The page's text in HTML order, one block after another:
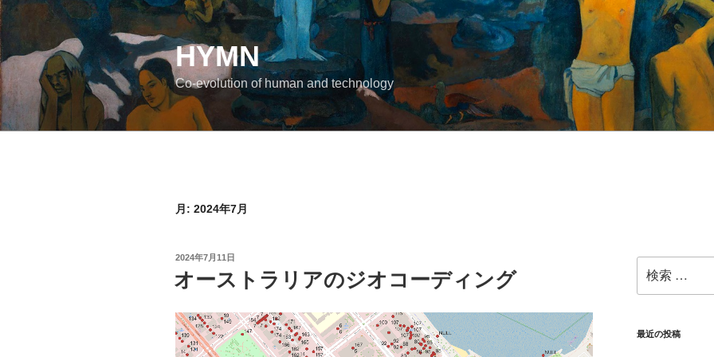
コ
ン
テ
ン
ツ
へ
ス
HYMN
Co-evolution of human and technology
月: 2024年7月
投
日:
2024年7月11日
オーストラリアのジオコーディング
索:
最近の投稿